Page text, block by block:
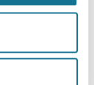
donc